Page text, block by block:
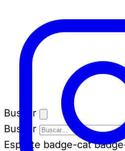
Buscar
Buscar
Esporte badge-cat